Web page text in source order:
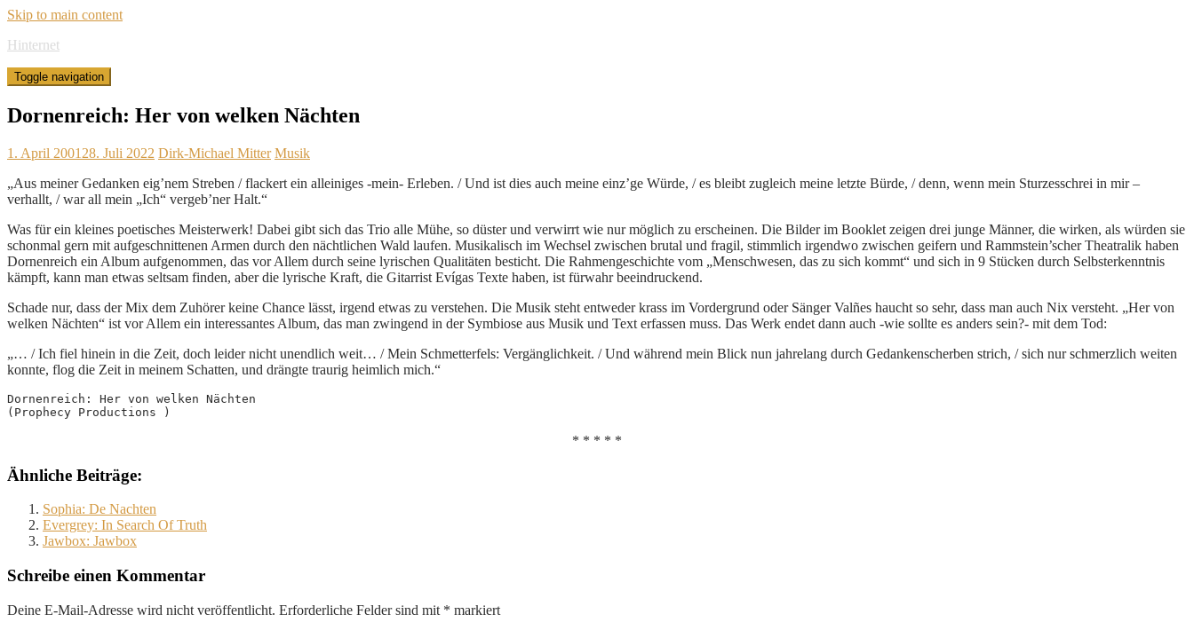
Skip to main content
Hinternet
Toggle navigation
Dornenreich: Her von welken Nächten
1. April 2001 28. Juli 2022 Dirk-Michael Mitter Musik
„Aus meiner Gedanken eig’nem Streben / flackert ein alleiniges -mein- Erleben. / Und ist dies auch meine einz’ge Würde, / es bleibt zugleich meine letzte Bürde, / denn, wenn mein Sturzesschrei in mir –
verhallt, / war all mein „Ich“ vergeb’ner Halt.“
Was für ein kleines poetisches Meisterwerk! Dabei gibt sich das Trio alle Mühe, so düster und verwirrt wie nur möglich zu erscheinen. Die Bilder im Booklet zeigen drei junge Männer, die wirken, als würden sie
schonmal gern mit aufgeschnittenen Armen durch den nächtlichen Wald laufen. Musikalisch im Wechsel zwischen brutal und fragil, stimmlich irgendwo zwischen geifern und Rammstein’scher Theatralik haben
Dornenreich ein Album aufgenommen, das vor Allem durch seine lyrischen Qualitäten besticht. Die Rahmengeschichte vom „Menschwesen, das zu sich kommt“ und sich in 9 Stücken durch Selbsterkenntnis
kämpft, kann man etwas seltsam finden, aber die lyrische Kraft, die Gitarrist Evígas Texte haben, ist fürwahr beeindruckend.
Schade nur, dass der Mix dem Zuhörer keine Chance lässt, irgend etwas zu verstehen. Die Musik steht entweder krass im Vordergrund oder Sänger Valñes haucht so sehr, dass man auch Nix versteht. „Her von
welken Nächten“ ist vor Allem ein interessantes Album, das man zwingend in der Symbiose aus Musik und Text erfassen muss. Das Werk endet dann auch -wie sollte es anders sein?- mit dem Tod:
„… / Ich fiel hinein in die Zeit, doch leider nicht unendlich weit… / Mein Schmetterfels: Vergänglichkeit. / Und während mein Blick nun jahrelang durch Gedankenscherben strich, / sich nur schmerzlich weiten
konnte, flog die Zeit in meinem Schatten, und drängte traurig heimlich mich.“
Dornenreich: Her von welken Nächten
(Prophecy Productions )
* * * * *
Ähnliche Beiträge:
Sophia: De Nachten
Evergrey: In Search Of Truth
Jawbox: Jawbox
Schreibe einen Kommentar
Deine E-Mail-Adresse wird nicht veröffentlicht. Erforderliche Felder sind mit * markiert